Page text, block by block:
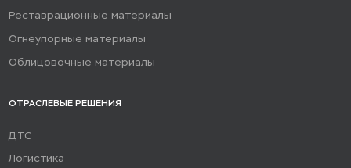
Реставрационные материалы
Огнеупорные материалы
Облицовочные материалы
ОТРАСЛЕВЫЕ РЕШЕНИЯ
ДТС
Логистика